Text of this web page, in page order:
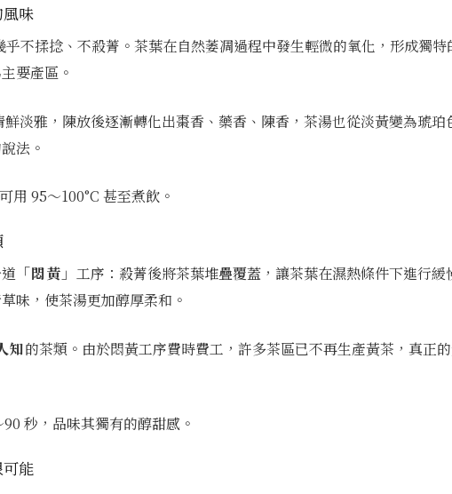
味
乎不揉捻、不殺菁。茶葉在自然萎凋過程中發生輕微的氧化，形成獨特
要產區。
鮮淡雅，陳放後逐漸轉化出棗香、藥香、陳香，茶湯也從淡黃變為琥珀
法。
用 95～100°C 甚至煮飲。
「悶黃」 工序：殺菁後將茶葉堆疊覆蓋，讓茶葉在濕熱條件下進行緩
味，使茶湯更加醇厚柔和。
知的茶類。由於悶黃工序費時費工，許多茶區已不再生產黃茶，真正
秒，品味其獨有的醇甜感。
能